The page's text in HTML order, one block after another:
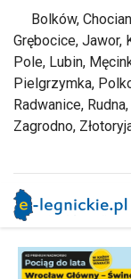
Bolków,
Grębocice, Jawor,
Pole, Lubin,
Pielgrzymka,
Radwanice,
Zagrodno,